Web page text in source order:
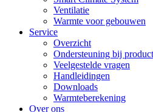
Ventilatie
Warmte voor gebouwen
Service
Overzicht
Ondersteuning bij
Veelgestelde vragen
Handleidingen
Downloads
Warmteberekening
Over ons